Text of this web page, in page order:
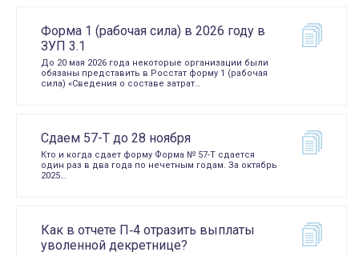
Форма 1 (рабочая сила) в 2026 году в
ЗУП 3.1
До 20 мая 2026 года некоторые организации были
обязаны представить в Росстат форму 1 (рабочая
сила) «Сведения о составе затрат…
Сдаем 57-Т до 28 ноября
Кто и когда сдает форму Форма № 57-Т сдается
один раз в два года по нечетным годам. За октябрь
2025…
Как в отчете П‑4 отразить выплаты
уволенной декретнице?